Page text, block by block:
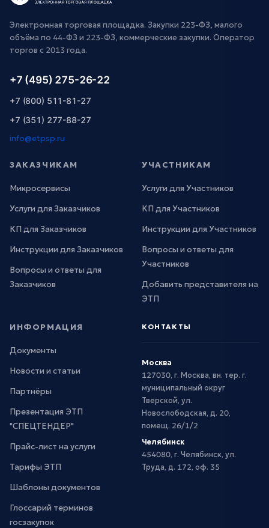
Электронная торговая площадка. Закупки 223-ФЗ, малого
объёма по 44-ФЗ и 223-ФЗ, коммерческие закупки. Оператор
торгов с 2013 года.
+7 (495) 275-26-22
+7 (800) 511-81-27
+7 (351) 277-88-27
info@etpsp.ru
ЗАКАЗЧИКАМ
Микросервисы
Услуги для Заказчиков
КП для Заказчиков
Инструкции для Заказчиков
Вопросы и ответы для
Заказчиков
УЧАСТНИКАМ
Услуги для Участников
КП для Участников
Инструкции для Участников
Вопросы и ответы для
Участников
Добавить представителя на
ЭТП
ИНФОРМАЦИЯ
Документы
Новости и статьи
Партнёры
Презентация ЭТП
"СПЕЦТЕНДЕР"
Прайс-лист на услуги
Тарифы ЭТП
Шаблоны документов
Глоссарий терминов
госзакупок
КОНТАКТЫ
Москва
127030, г. Москва, вн. тер. г.
муниципальный округ
Тверской, ул.
Новослободская, д. 20,
помещ. 26/1/2
Челябинск
454080, г. Челябинск, ул.
Труда, д. 172, оф. 35